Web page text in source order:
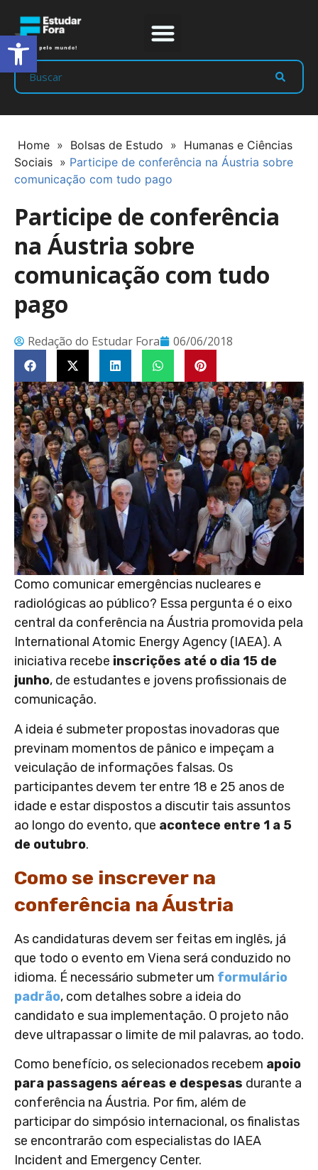
Home » Bolsas de Estudo » Humanas e Ciências
Sociais » Participe de conferência na Áustria sobre
comunicação com tudo pago
Participe de conferência
na Áustria sobre
comunicação com tudo
pago
Redação do Estudar Fora 06/06/2018
Como comunicar emergências nucleares e
radiológicas ao público? Essa pergunta é o eixo
central da conferência na Áustria promovida pela
International Atomic Energy Agency (IAEA). A
iniciativa recebe inscrições até o dia 15 de
junho, de estudantes e jovens profissionais de
comunicação.
A ideia é submeter propostas inovadoras que
previnam momentos de pânico e impeçam a
veiculação de informações falsas. Os
participantes devem ter entre 18 e 25 anos de
idade e estar dispostos a discutir tais assuntos
ao longo do evento, que acontece entre 1 a 5
de outubro.
Como se inscrever na
conferência na Áustria
As candidaturas devem ser feitas em inglês, já
que todo o evento em Viena será conduzido no
idioma. É necessário submeter um formulário
padrão, com detalhes sobre a ideia do
candidato e sua implementação. O projeto não
deve ultrapassar o limite de mil palavras, ao todo.
Como benefício, os selecionados recebem apoio
para passagens aéreas e despesas durante a
conferência na Áustria. Por fim, além de
participar do simpósio internacional, os finalistas
se encontrarão com especialistas do IAEA
Incident and Emergency Center.
Abrir a barra de ferramentas